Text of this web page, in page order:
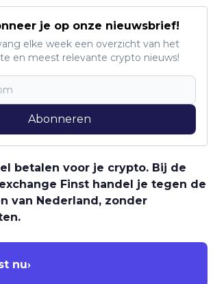
je op onze nieuwsbrief!
elke week een overzicht van het
en meest relevante crypto nieuws!
Abonneren
betalen voor je crypto. Bij de
Finst handel je tegen de
van Nederland, zonder
nu›